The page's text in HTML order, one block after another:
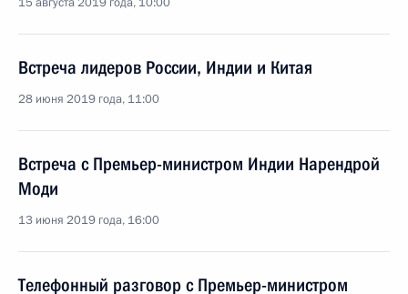
Встреча лидеров России, Индии и Китая
28 июня 2019 года, 11:00
Встреча с Премьер-министром Индии Нарендрой
Моди
13 июня 2019 года, 16:00
Телефонный разговор с Премьер-министром